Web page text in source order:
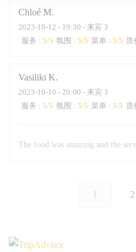
Chloé M
2023-10-12 - 19:30 - 来宾 3
服务 : 5/5 氛围 : 5/5 菜单 : 5/5 质
Vasiliki K
2023-10-10 - 20:00 - 来宾 3
服务 : 5/5 氛围 : 5/5 菜单 : 5/5 质
The food was amazing and the
1 2